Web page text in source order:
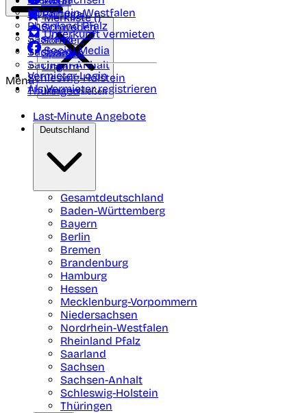
Nordrhein-Westfalen
Rheinland Pfalz
Saarland
Sachsen
Sachsen-Anhalt
Schleswig-Holstein
Thüringen
Portugal
Schweden
Schweiz
Spanien
Ungarn
Merkliste ()
Unterkunft vermieten
Social Media
Vermieter-Login
Als Vermieter registrieren
Menü
Menü schließen
Last-Minute Angebote
Deutschland
Gesamtdeutschland
Baden-Württemberg
Bayern
Berlin
Bremen
Brandenburg
Hamburg
Hessen
Mecklenburg-Vorpommern
Niedersachsen
Nordrhein-Westfalen
Rheinland Pfalz
Saarland
Sachsen
Sachsen-Anhalt
Schleswig-Holstein
Thüringen